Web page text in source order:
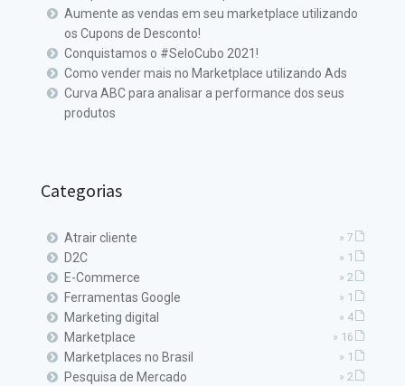
Aumente as vendas em seu marketplace utilizando
os Cupons de Desconto!
Conquistamos o #SeloCubo 2021!
Como vender mais no Marketplace utilizando Ads
Curva ABC para analisar a performance dos seus
produtos
Categorias
Atrair cliente » 7
D2C » 1
E-Commerce » 2
Ferramentas Google » 1
Marketing digital » 4
Marketplace » 16
Marketplaces no Brasil » 1
Pesquisa de Mercado » 2